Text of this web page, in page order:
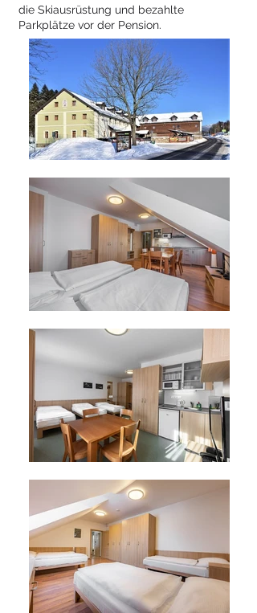
die Skiausrüstung und bezahlte
Parkplätze vor der Pension.